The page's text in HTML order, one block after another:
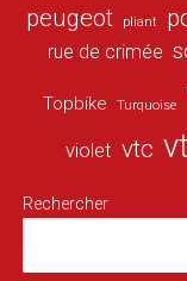
peugeot pliant
rue de crimée
Topbike Turquoise
violet vtc
Rechercher